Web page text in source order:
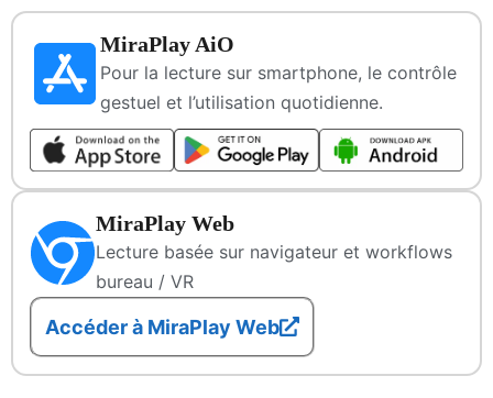
MiraPlay AiO
Pour la lecture sur smartphone, le contrôle
gestuel et l’utilisation quotidienne.
MiraPlay Web
Lecture basée sur navigateur et workflows
bureau / VR
Accéder à MiraPlay Web